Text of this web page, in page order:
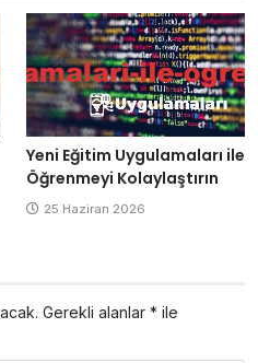
Yeni Eğitim Uygulamaları ile
Öğrenmeyi Kolaylaştırın
25 Haziran 2026
Gerekli alanlar * ile